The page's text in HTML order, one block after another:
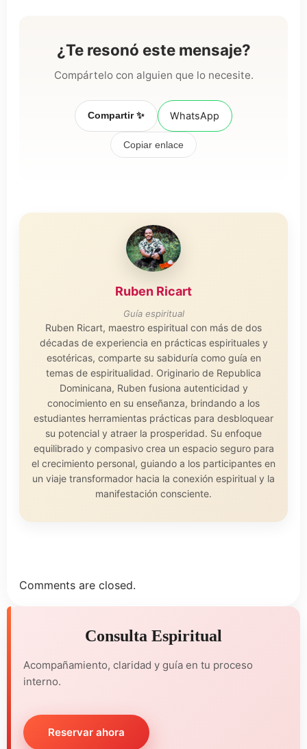
¿Te resonó este mensaje?
Compártelo con alguien que lo necesite.
Compartir ✨ WhatsApp
Copiar enlace
Ruben Ricart
Guía espiritual
Ruben Ricart, maestro espiritual con más de dos
décadas de experiencia en prácticas espirituales y
esotéricas, comparte su sabiduría como guía en
temas de espiritualidad. Originario de Republica
Dominicana, Ruben fusiona autenticidad y
conocimiento en su enseñanza, brindando a los
estudiantes herramientas prácticas para desbloquear
su potencial y atraer la prosperidad. Su enfoque
equilibrado y compasivo crea un espacio seguro para
el crecimiento personal, guiando a los participantes en
un viaje transformador hacia la conexión espiritual y la
manifestación consciente.
Comments are closed.
Consulta Espiritual
Acompañamiento, claridad y guía en tu proceso
interno.
Reservar ahora